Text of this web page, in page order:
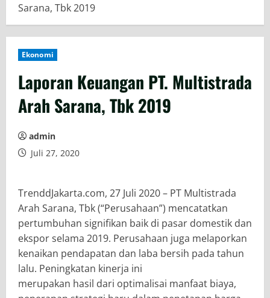
Sarana, Tbk 2019
Ekonomi
Laporan Keuangan PT. Multistrada
Arah Sarana, Tbk 2019
admin
Juli 27, 2020
TrenddJakarta.com, 27 Juli 2020 – PT Multistrada
Arah Sarana, Tbk (“Perusahaan”) mencatatkan
pertumbuhan signifikan baik di pasar domestik dan
ekspor selama 2019. Perusahaan juga melaporkan
kenaikan pendapatan dan laba bersih pada tahun
lalu. Peningkatan kinerja ini
merupakan hasil dari optimalisai manfaat biaya,